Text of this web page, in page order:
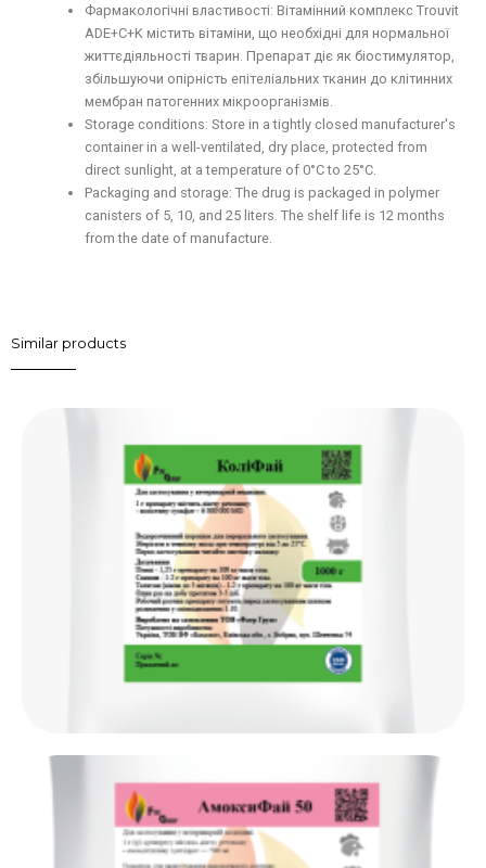
Фармакологічні властивості: Вітамінний комплекс Trouvit
ADE+C+K містить вітаміни, що необхідні для нормальної
життєдіяльності тварин. Препарат діє як біостимулятор,
збільшуючи опірність епітеліальних тканин до клітинних
мембран патогенних мікроорганізмів.
Storage conditions: Store in a tightly closed manufacturer's
container in a well-ventilated, dry place, protected from
direct sunlight, at a temperature of 0°C to 25°C.
Packaging and storage: The drug is packaged in polymer
canisters of 5, 10, and 25 liters. The shelf life is 12 months
from the date of manufacture.
Similar products